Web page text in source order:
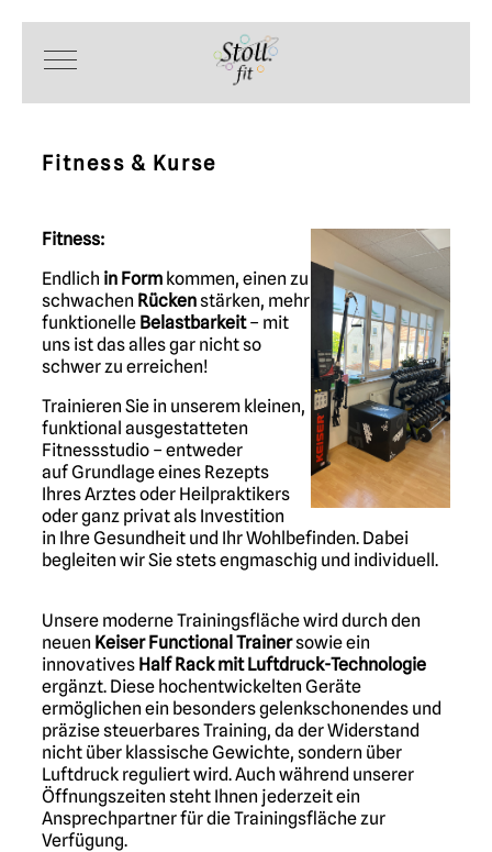
Mobile Menu Toggle
Fitness & Kurse
Fitness:
Endlich in Form kommen, einen zu
schwachen Rückenstärken, mehr
funktionelle Belastbarkeit– mit
uns ist das alles gar nicht so
schwer zu erreichen!
Trainieren Sie in unserem kleinen,
funktional ausgestatteten
Fitnessstudio – entweder
aufGrundlageeines Rezepts
Ihres Arztes oder Heilpraktikers
oder ganz privat als Investition
in Ihre Gesundheit und Ihr Wohlbefinden. Dabei
begleiten wir Sie stets engmaschig und individuell.
Unsere moderne Trainingsfläche wird durch den
neuen Keiser Functional Trainersowie ein
innovatives Half Rack mit Luftdruck-Technologie
ergänzt. Diese hochentwickelten Geräte
ermöglichen ein besonders gelenkschonendes und
präzise steuerbares Training, da der Widerstand
nicht über klassische Gewichte, sondern über
Luftdruck reguliert wird. Auch während unserer
Öffnungszeiten steht Ihnen jederzeit ein
Ansprechpartner für die Trainingsfläche zur
Verfügung.